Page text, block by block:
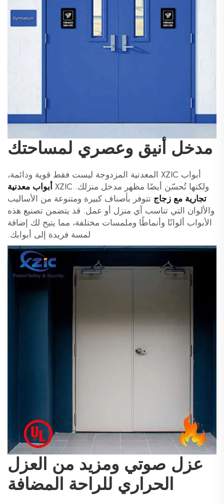
مدخل أنيق وعصري لمساحتك
أبواب XZIC المعدنية المزدوجة ليست فقط قوية ودائمة،
ولكنها تُحسّن أيضًا مظهر مدخل منزلك. XZIC
أبواب معدنية
تجارية مع زجاج تتوفر بأصناف كبيرة ومتنوعة من الأساليب
والألوان التي تناسب أي منزل أو عمل. قد يتضمن تصنيع هذه
الأبواب ألوانًا وأنماطًا وملمسات مختلفة، مما يتيح لك إضافة
لمسة فريدة إلى أبوابك.
عزل صوتي ومزيد من العزل
الحراري للراحة المضافة